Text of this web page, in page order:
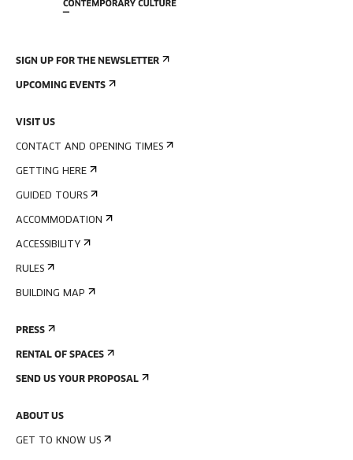
SIGN UP FOR THE NEWSLETTER
UPCOMING EVENTS
VISIT US
CONTACT AND OPENING TIMES
GETTING HERE
GUIDED TOURS
ACCOMMODATION
ACCESSIBILITY
RULES
BUILDING MAP
PRESS
RENTAL OF SPACES
SEND US YOUR PROPOSAL
ABOUT US
GET TO KNOW US